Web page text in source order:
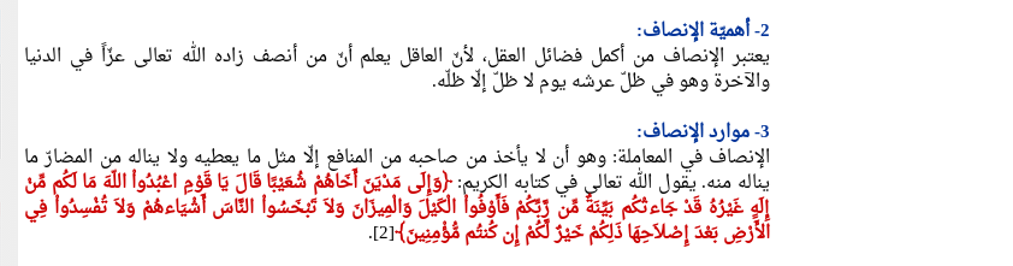
2- أهميّة الإنصاف:
يعتبر الإنصاف من أكمل فضائل العقل، لأنّ العاقل يعلم أنّ من أنصف زاده الله تعالى عزّاً في الدنيا
والآخرة وهو في ظلّ عرشه يوم لا ظلّ إلّا ظلّه.
3- موارد الإنصاف:
الإنصاف في المعاملة: وهو أن لا يأخذ من صاحبه من المنافع إلّا مثل ما يعطيه ولا يناله من المضارّ ما
يناله منه. يقول الله تعالى في كتابه الكريم:﴿وَإِلَى مَدْيَنَ أَخَاهُمْ شُعَيْبًا قَالَ يَا قَوْمِ اعْبُدُواْ اللّهَ مَا لَكُم مِّنْ
إِلَهٍ غَيْرُهُ قَدْ جَاءتْكُم بَيِّنَةٌ مِّن رَّبِّكُمْ فَأَوْفُواْ الْكَيْلَ وَالْمِيزَانَ وَلاَ تَبْخَسُواْ النَّاسَ أَشْيَاءهُمْ وَلاَ تُفْسِدُواْ فِي
الأَرْضِ بَعْدَ إِصْلاَحِهَا ذَلِكُمْ خَيْرٌ لَّكُمْ إِن كُنتُم مُّؤْمِنِينَ﴾[2].